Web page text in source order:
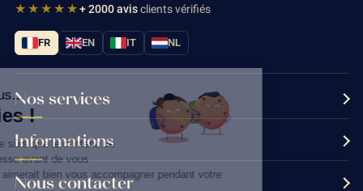
★★★★★+ 2000 avisclients vérifiés
FR EN IT NL
Nos services
Informations
Nous contacter
Salut c'est nous...
les Cookies !
On a attendu d'être sûrs que le contenu de
ce site vous intéresse avant de vous
déranger, mais on aimerait bien vous accompagner pendant votre